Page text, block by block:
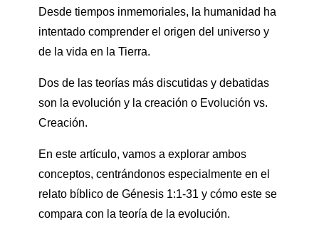
Desde tiempos inmemoriales, la humanidad ha
intentado comprender el origen del universo y
de la vida en la Tierra.
Dos de las teorías más discutidas y debatidas
son la evolución y la creación o Evolución vs.
Creación.
En este artículo, vamos a explorar ambos
conceptos, centrándonos especialmente en el
relato bíblico de Génesis 1:1-31 y cómo este se
compara con la teoría de la evolución.